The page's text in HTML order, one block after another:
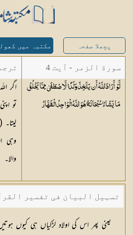
پچھلا صفحہ مکتبہ میں
سورة الزمر - آیت 4
لَّوْ أَرَادَ اللَّهُ أَن يَتَّخِذَ وَلَدًا لَّاصْطَفَىٰ مِمَّا يَخْلُقُ
مَا يَشَاءُ ۚ سُبْحَانَهُ ۖ هُوَ اللَّهُ الْوَاحِدُالْقَهَّارُ
اگر
تو
وہی
والا۔
تسہیل البیان فی تفسیر
شکیلہ بنت میاں فضل حسین
یعنی پھر اس کی اولاد لڑکیاں ہی کیوں